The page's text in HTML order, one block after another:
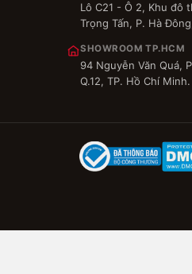
Lô C21 - Ô 2, Khu đô
Trọng Tấn, P. Hà
SHOWROOM TP.HCM
94 Nguyễn Văn Quá,
Q.12, TP. Hồ Chí Minh.